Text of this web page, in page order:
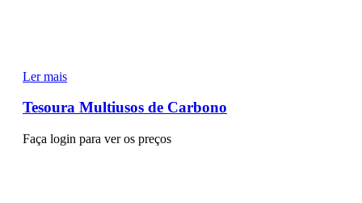
Ler mais
Tesoura Multiusos de Carbono
Faça login para ver os preços